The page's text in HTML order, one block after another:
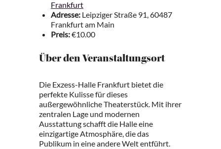
Frankfurt
Adresse: Leipziger Straße 91, 60487
Frankfurt am Main
Preis:€10.00
Über den Veranstaltungsort
Die Exzess-Halle Frankfurt bietet die
perfekte Kulisse für dieses
außergewöhnliche Theaterstück. Mit ihrer
zentralen Lage und modernen
Ausstattung schafft die Halle eine
einzigartige Atmosphäre, die das
Publikum in eine andere Welt entführt.